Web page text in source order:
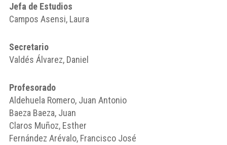
Jefa de Estudios
Campos Asensi, Laura
Secretario
Valdés Álvarez, Daniel
Profesorado
Aldehuela Romero, Juan Antonio
Baeza Baeza, Juan
Claros Muñoz, Esther
Fernández Arévalo, Francisco José